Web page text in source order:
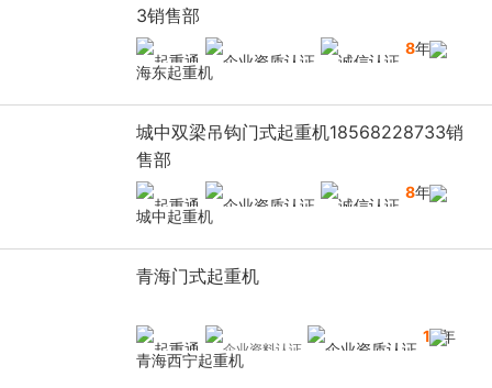
3销售部
8年
海东起重机
城中双梁吊钩门式起重机18568228733销
售部
8年
城中起重机
青海门式起重机
13年
青海西宁起重机